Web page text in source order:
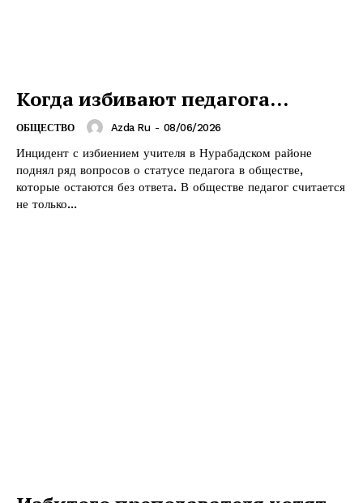
Когда избивают педагога…
ОБЩЕСТВО Azda Ru - 08/06/2026
Инцидент с избиением учителя в Нурабадском районе
поднял ряд вопросов о статусе педагога в обществе,
которые остаются без ответа. В обществе педагог считается
не только...